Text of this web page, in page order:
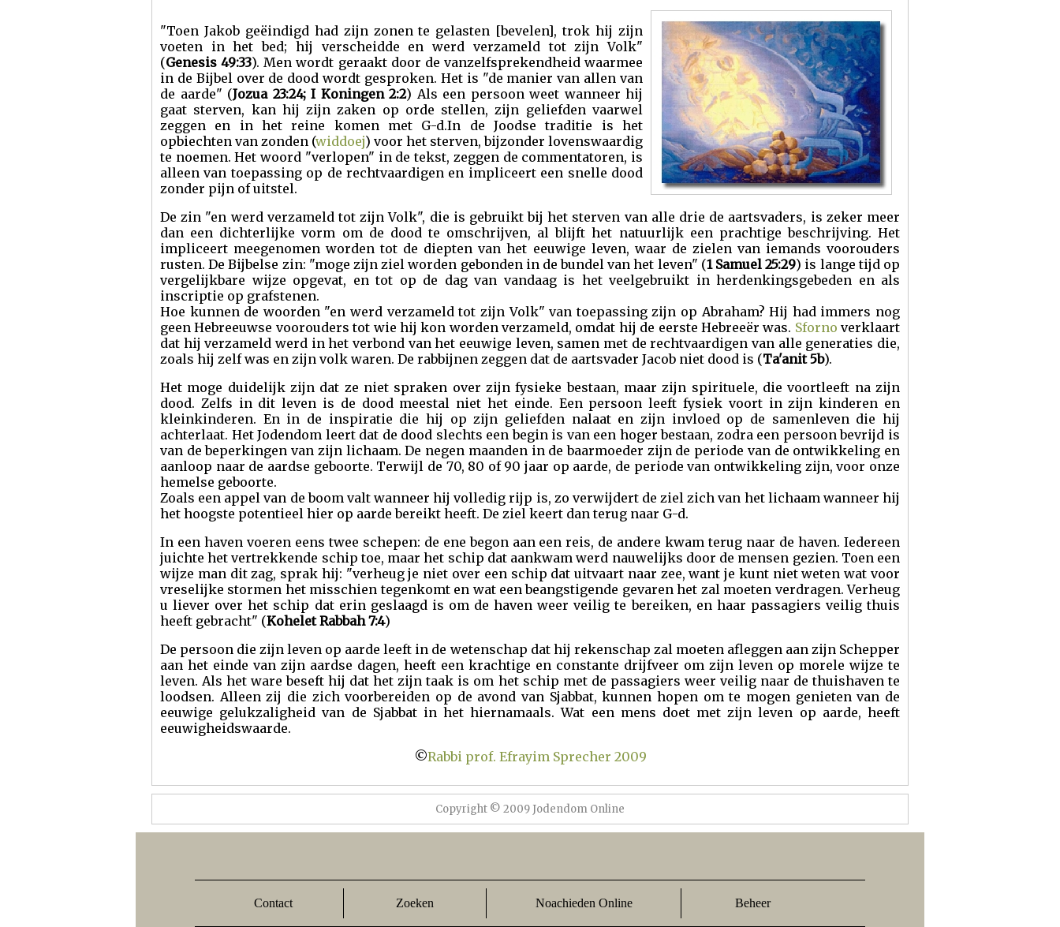
"Toen Jakob geëindigd had zijn zonen te gelasten [bevelen], trok hij zijn
voeten in het bed; hij verscheidde en werd verzameld tot zijn Volk"
(Genesis 49:33). Men wordt geraakt door de vanzelfsprekendheid waarmee
in de Bijbel over de dood wordt gesproken. Het is "de manier van allen van
de aarde" (Jozua 23:24; I Koningen 2:2) Als een persoon weet wanneer hij
gaat sterven, kan hij zijn zaken op orde stellen, zijn geliefden vaarwel
zeggen en in het reine komen met G-d.In de Joodse traditie is het
opbiechten van zonden (widdoej) voor het sterven, bijzonder lovenswaardig
te noemen. Het woord "verlopen" in de tekst, zeggen de commentatoren, is
alleen van toepassing op de rechtvaardigen en impliceert een snelle dood
zonder pijn of uitstel.
De zin "en werd verzameld tot zijn Volk", die is gebruikt bij het sterven van alle drie de aartsvaders, is zeker meer
dan een dichterlijke vorm om de dood te omschrijven, al blijft het natuurlijk een prachtige beschrijving. Het
impliceert meegenomen worden tot de diepten van het eeuwige leven, waar de zielen van iemands voorouders
rusten. De Bijbelse zin: "moge zijn ziel worden gebonden in de bundel van het leven" (1 Samuel 25:29) is lange tijd op
vergelijkbare wijze opgevat, en tot op de dag van vandaag is het veelgebruikt in herdenkingsgebeden en als
inscriptie op grafstenen.
Hoe kunnen de woorden "en werd verzameld tot zijn Volk" van toepassing zijn op Abraham? Hij had immers nog
geen Hebreeuwse voorouders tot wie hij kon worden verzameld, omdat hij de eerste Hebreeër was. Sforno verklaart
dat hij verzameld werd in het verbond van het eeuwige leven, samen met de rechtvaardigen van alle generaties die,
zoals hij zelf was en zijn volk waren. De rabbijnen zeggen dat de aartsvader Jacob niet dood is (Ta'anit 5b).
Het moge duidelijk zijn dat ze niet spraken over zijn fysieke bestaan, maar zijn spirituele, die voortleeft na zijn
dood. Zelfs in dit leven is de dood meestal niet het einde. Een persoon leeft fysiek voort in zijn kinderen en
kleinkinderen. En in de inspiratie die hij op zijn geliefden nalaat en zijn invloed op de samenleven die hij
achterlaat. Het Jodendom leert dat de dood slechts een begin is van een hoger bestaan, zodra een persoon bevrijd is
van de beperkingen van zijn lichaam. De negen maanden in de baarmoeder zijn de periode van de ontwikkeling en
aanloop naar de aardse geboorte. Terwijl de 70, 80 of 90 jaar op aarde, de periode van ontwikkeling zijn, voor onze
hemelse geboorte.
Zoals een appel van de boom valt wanneer hij volledig rijp is, zo verwijdert de ziel zich van het lichaam wanneer hij
het hoogste potentieel hier op aarde bereikt heeft. De ziel keert dan terug naar G-d.
In een haven voeren eens twee schepen: de ene begon aan een reis, de andere kwam terug naar de haven. Iedereen
juichte het vertrekkende schip toe, maar het schip dat aankwam werd nauwelijks door de mensen gezien. Toen een
wijze man dit zag, sprak hij: "verheug je niet over een schip dat uitvaart naar zee, want je kunt niet weten wat voor
vreselijke stormen het misschien tegenkomt en wat een beangstigende gevaren het zal moeten verdragen. Verheug
u liever over het schip dat erin geslaagd is om de haven weer veilig te bereiken, en haar passagiers veilig thuis
heeft gebracht" (Kohelet Rabbah 7:4)
De persoon die zijn leven op aarde leeft in de wetenschap dat hij rekenschap zal moeten afleggen aan zijn Schepper
aan het einde van zijn aardse dagen, heeft een krachtige en constante drijfveer om zijn leven op morele wijze te
leven. Als het ware beseft hij dat het zijn taak is om het schip met de passagiers weer veilig naar de thuishaven te
loodsen. Alleen zij die zich voorbereiden op de avond van Sjabbat, kunnen hopen om te mogen genieten van de
eeuwige gelukzaligheid van de Sjabbat in het hiernamaals. Wat een mens doet met zijn leven op aarde, heeft
eeuwigheidswaarde.
©Rabbi prof. Efrayim Sprecher 2009
Copyright © 2009 Jodendom Online
Contact Zoeken Noachieden Online Beheer